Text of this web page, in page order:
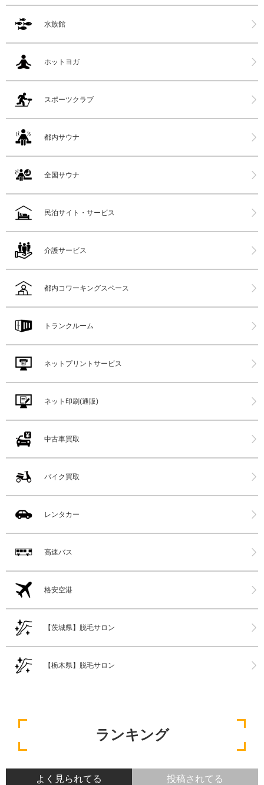
水族館
ホットヨガ
スポーツクラブ
都内サウナ
全国サウナ
民泊サイト・サービス
介護サービス
都内コワーキングスペース
トランクルーム
ネットプリントサービス
ネット印刷(通販)
中古車買取
バイク買取
レンタカー
高速バス
格安空港
【茨城県】脱毛サロン
【栃木県】脱毛サロン
ランキング
よく見られてる 投稿されてる